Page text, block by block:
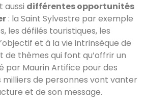
aussi différentes opportunités
: la Saint Sylvestre par exemple
les défilés touristiques, les
et à la vie intrinsèque de
de thèmes qui font qu’offrir un
par Maurin Artifice pour des
de personnes vont vanter
et de son message.